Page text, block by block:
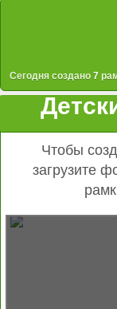
Сегодня создано 7
Чтобы
загрузите